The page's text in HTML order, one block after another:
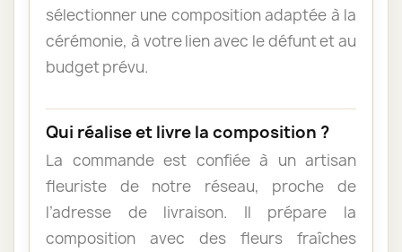
sélectionner une composition adaptée à la
cérémonie, à votre lien avec le défunt et au
budget prévu.
Qui réalise et livre la composition ?
La commande est confiée à un artisan
fleuriste de notre réseau, proche de
l’adresse de livraison. Il prépare la
composition avec des fleurs fraîches